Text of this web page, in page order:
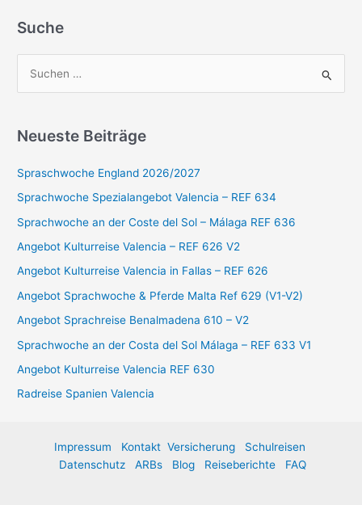
Suche
h
a
c
h
:
Neueste Beiträge
Spraschwoche England 2026/2027
Sprachwoche Spezialangebot Valencia – REF 634
Sprachwoche an der Coste del Sol – Málaga REF 636
Angebot Kulturreise Valencia – REF 626 V2
Angebot Kulturreise Valencia in Fallas – REF 626
Angebot Sprachwoche & Pferde Malta Ref 629 (V1-V2)
Angebot Sprachreise Benalmadena 610 – V2
Sprachwoche an der Costa del Sol Málaga – REF 633 V1
Angebot Kulturreise Valencia REF 630
Radreise Spanien Valencia
Impressum Kontakt Versicherung
Schulreisen
Datenschutz
ARBs Blog Reiseberichte FAQ